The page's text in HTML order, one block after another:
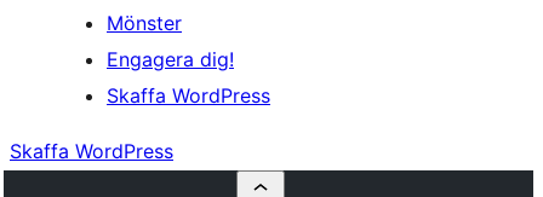
Mönster
Engagera dig!
Skaffa WordPress
Skaffa WordPress